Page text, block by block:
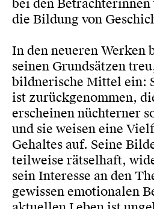
bei den
die Bildung von
In den neueren Werken
seinen Grundsätzen
bildnerische Mittel ein:
ist zurückgenommen,
erscheinen nüchterner
und sie weisen eine
Gehaltes auf. Seine
teilweise rätselhaft,
sein Interesse an den
gewissen emotionalen